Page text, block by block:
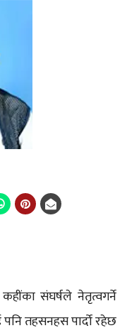
संघर्षले नेतृत्वगर्ने
पनि तहसनहस पार्दो रहेछ